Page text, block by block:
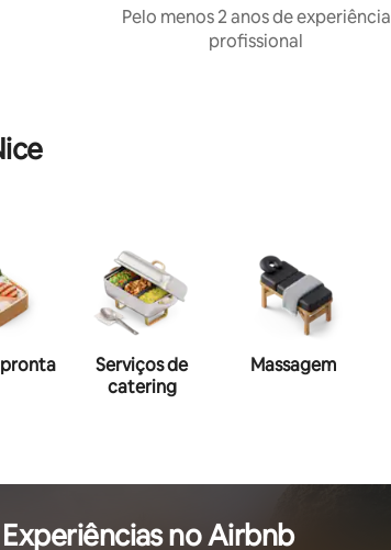
Pelo menos 2 anos de experiência
profissional
Serviços de
catering
Massagem
Experiências no Airbnb